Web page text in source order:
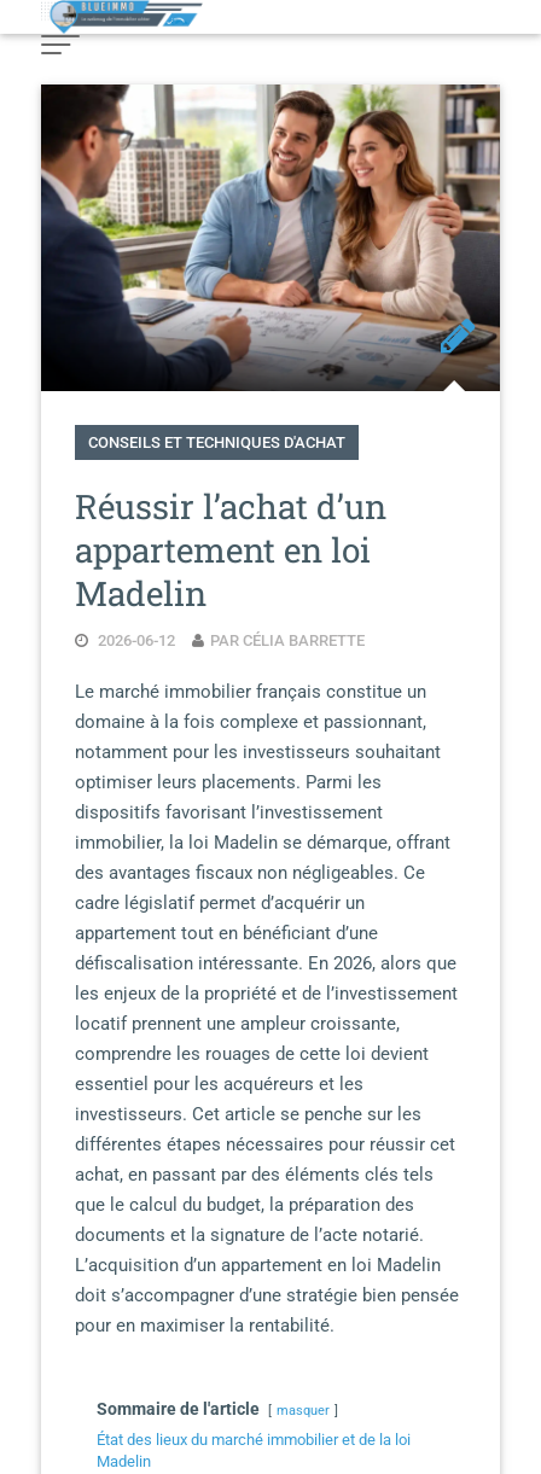
to
CONSEILS ET TECHNIQUES D'ACHAT
Réussir l’achat d’un
appartement en loi
Madelin
2026-06-12 PAR CÉLIA BARRETTE
Le marché immobilier français constitue un
domaine à la fois complexe et passionnant,
notamment pour les investisseurs souhaitant
optimiser leurs placements. Parmi les
dispositifs favorisant l’investissement
immobilier, la loi Madelin se démarque, offrant
des avantages fiscaux non négligeables. Ce
cadre législatif permet d’acquérir un
appartement tout en bénéficiant d’une
défiscalisation intéressante. En 2026, alors que
les enjeux de la propriété et de l’investissement
locatif prennent une ampleur croissante,
comprendre les rouages de cette loi devient
essentiel pour les acquéreurs et les
investisseurs. Cet article se penche sur les
différentes étapes nécessaires pour réussir cet
achat, en passant par des éléments clés tels
que le calcul du budget, la préparation des
documents et la signature de l’acte notarié.
L’acquisition d’un appartement en loi Madelin
doit s’accompagner d’une stratégie bien pensée
pour en maximiser la rentabilité.
Sommaire de l'article masquer
État des lieux du marché immobilier et de la loi
Madelin